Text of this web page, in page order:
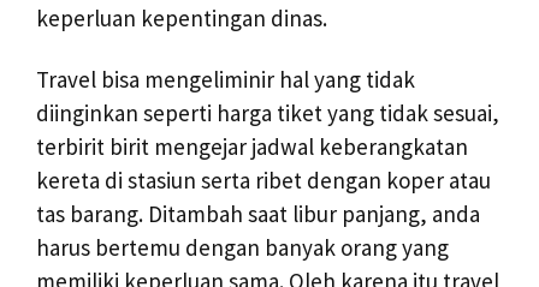
keperluan kepentingan dinas.
Travel bisa mengeliminir hal yang tidak
diinginkan seperti harga tiket yang tidak sesuai,
terbirit birit mengejar jadwal keberangkatan
kereta di stasiun serta ribet dengan koper atau
tas barang. Ditambah saat libur panjang, anda
harus bertemu dengan banyak orang yang
memiliki keperluan sama. Oleh karena itu travel